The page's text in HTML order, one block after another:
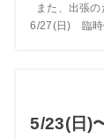
また、出張の
6/27(日) 臨時
5/23(日)